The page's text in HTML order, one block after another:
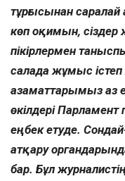
тұрғысынан саралай
көп оқимын, сіздер
пікірлермен
салада жұмыс
азаматтарымыз аз
өкілдері
еңбек етуде.
атқару
бар. Бұл